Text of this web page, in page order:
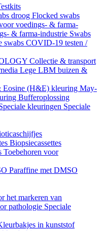
droog Flocked swabs
voedings- & farma-
& farma-industrie Swabs
swabs COVID-19 testen /
Collectie & transport
Lege LBM buizen &
Eosine (H&E) kleuring May-
Bufferoplossing
kleuringen Speciale
Biopsiecassettes
Toebehoren voor
Paraffine met DMSO
het markeren van
pathologie Speciale
in kunststof